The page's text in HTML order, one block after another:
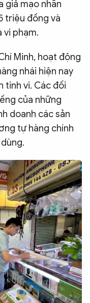
giả mạo nhãn
triệu đồng và
vi phạm.
Minh, hoạt động
nhái hiện nay
tinh vi. Các đối
của những
doanh các sản
tự hàng chính